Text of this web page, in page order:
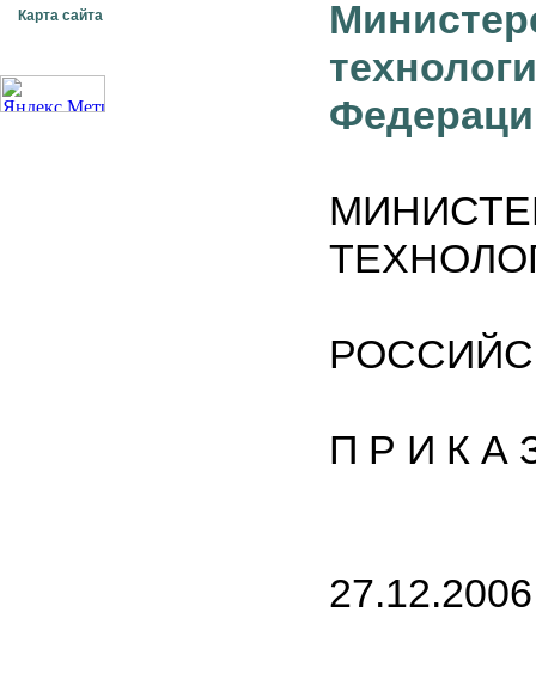
Карта сайта
П Р И К А